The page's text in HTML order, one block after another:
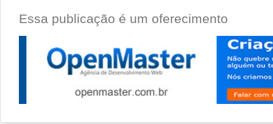
Essa publicação é um oferecimento